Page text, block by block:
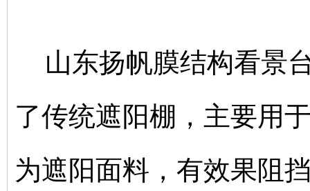
山东扬帆膜结构看景
了传统遮阳棚，主要用
为遮阳面料，有效果阻